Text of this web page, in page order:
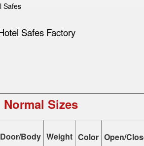
Normal Sizes
Door/Body Weight Color Open/